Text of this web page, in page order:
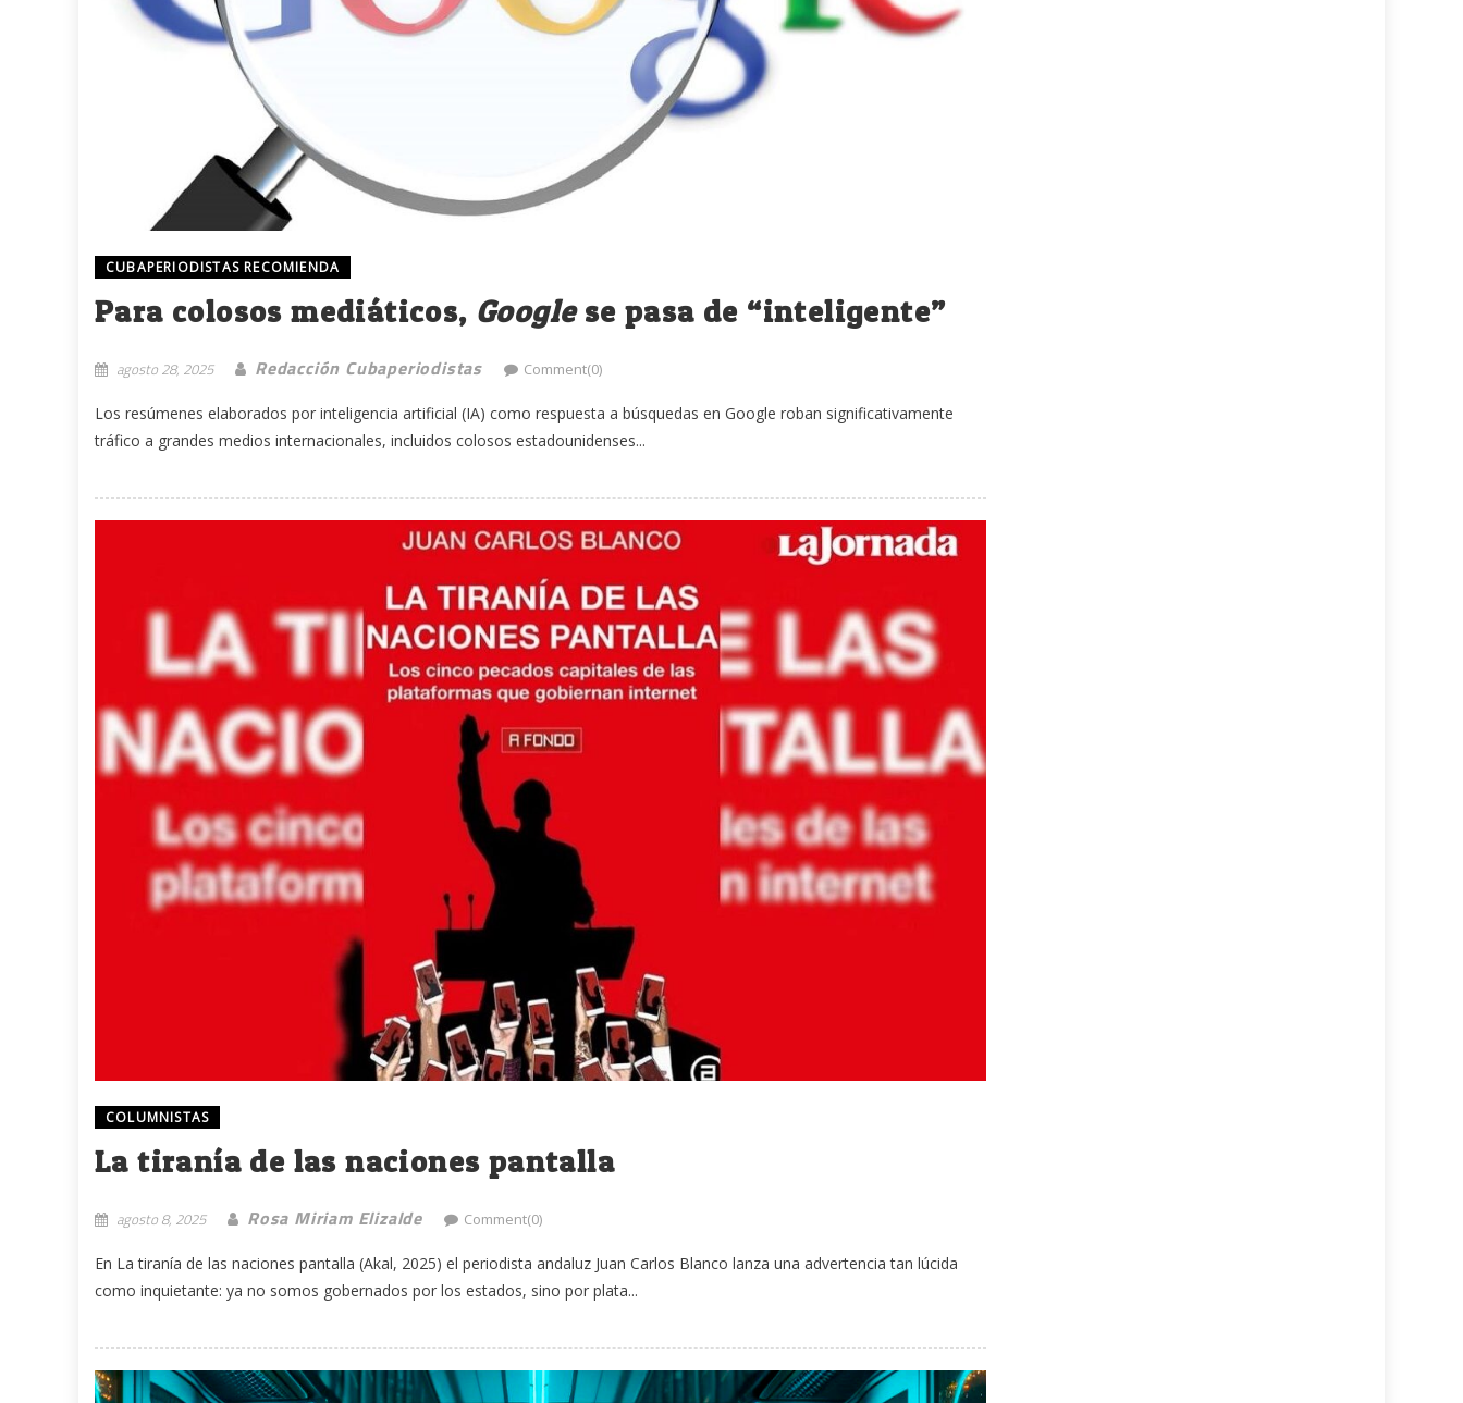
CUBAPERIODISTAS RECOMIENDA
Para colosos mediáticos, Googlese pasa de “inteligente”
agosto 28, 2025 Redacción Cubaperiodistas Comment(0)
Los resúmenes elaborados por inteligencia artificial (IA) como respuesta a búsquedas en Google roban significativamente
tráfico a grandes medios internacionales, incluidos colosos estadounidenses...
COLUMNISTAS
La tiranía de las naciones pantalla
agosto 8, 2025 Rosa Miriam Elizalde Comment(0)
En La tiranía de las naciones pantalla (Akal, 2025) el periodista andaluz Juan Carlos Blanco lanza una advertencia tan lúcida
como inquietante: ya no somos gobernados por los estados, sino por plata...